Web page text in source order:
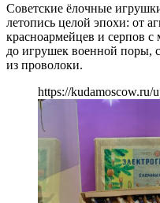
Советские ёлочные
летопись целой эпохи: от
красноармейцев и серпов с
до игрушек военной поры,
из проволоки.
https://kudamoscow.ru/